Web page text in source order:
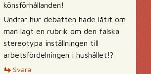
könsförhållanden!
Undrar hur debatten hade låtit om
man lagt en rubrik om den falska
stereotypa inställningen till
arbetsfördelningen i hushållet!?
Svara